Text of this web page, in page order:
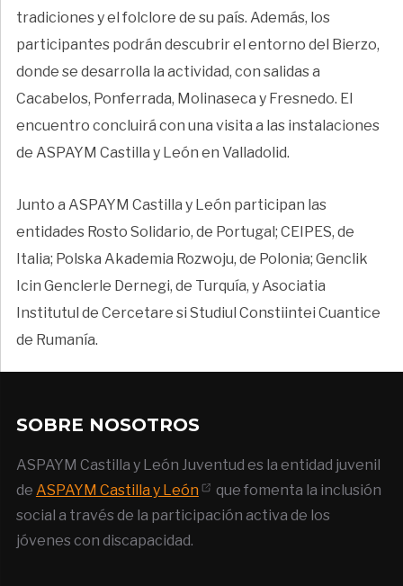
tradiciones y el folclore de su país. Además, los
participantes podrán descubrir el entorno del Bierzo,
donde se desarrolla la actividad, con salidas a
Cacabelos, Ponferrada, Molinaseca y Fresnedo. El
encuentro concluirá con una visita a las instalaciones
de ASPAYM Castilla y León en Valladolid.
Junto a ASPAYM Castilla y León participan las
entidades Rosto Solidario, de Portugal; CEIPES, de
Italia; Polska Akademia Rozwoju, de Polonia; Genclik
Icin Genclerle Dernegi, de Turquía, y Asociatia
Institutul de Cercetare si Studiul Constiintei Cuantice
de Rumanía.
SOBRE NOSOTROS
ASPAYM Castilla y León Juventud es la entidad juvenil
de ASPAYM Castilla y León
que fomenta la inclusión
social a través de la participación activa de los
jóvenes con discapacidad.